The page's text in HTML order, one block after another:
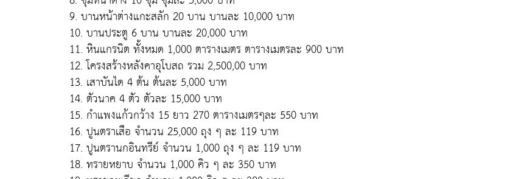
9. บานหน้าต่างแกะสลัก 20 บาน บานละ 10,000 บาท
10. บานประตู 6 บาน บานละ 20,000 บาท
11. หินแกรนิต ทั้งหมด 1,000 ตารางเมตร ตารางเมตรละ 900 บาท
12. โครงสร้างหลังคาอุโบสถ รวม 2,500,00 บาท
13. เสาบันได 4 ต้น ต้นละ 5,000 บาท
14. ตัวนาค 4 ตัว ตัวละ 15,000 บาท
15. กำแพงแก้วกว้าง 15 ยาว 270 ตารางเมตรๆละ 550 บาท
16. ปูนตราเสือ จำนวน 25,000 ถุง ๆ ละ 119 บาท
17. ปูนตรานกอินทรีย์ จำนวน 1,000 ถุง ๆ ละ 119 บาท
18. ทรายหยาบ จำนวน 1,000 คิว ๆ ละ 350 บาท